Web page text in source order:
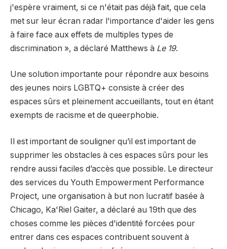
j'espère vraiment, si ce n'était pas déjà fait, que cela
met sur leur écran radar l'importance d'aider les gens
à faire face aux effets de multiples types de
discrimination », a déclaré Matthews à Le 19.
Une solution importante pour répondre aux besoins
des jeunes noirs LGBTQ+ consiste à créer des
espaces sûrs et pleinement accueillants, tout en étant
exempts de racisme et de queerphobie.
Il est important de souligner qu’il est important de
supprimer les obstacles à ces espaces sûrs pour les
rendre aussi faciles d’accès que possible. Le directeur
des services du Youth Empowerment Performance
Project, une organisation à but non lucratif basée à
Chicago, Ka'Riel Gaiter, a déclaré au 19th que des
choses comme les pièces d'identité forcées pour
entrer dans ces espaces contribuent souvent à